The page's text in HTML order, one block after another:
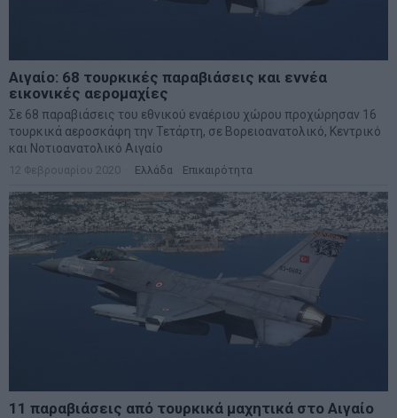
Αιγαίο: 68 τουρκικές παραβιάσεις και εννέα
εικονικές αερομαχίες
Σε 68 παραβιάσεις του εθνικού εναέριου χώρου προχώρησαν 16
τουρκικά αεροσκάφη την Τετάρτη, σε Βορειοανατολικό, Κεντρικό
και Νοτιοανατολικό Αιγαίο
12 Φεβρουαρίου 2020 Ελλάδα Επικαιρότητα
11 παραβιάσεις από τουρκικά μαχητικά στο Αιγαίο